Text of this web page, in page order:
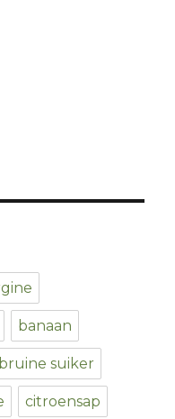
banaan
bruine suiker
citroensap